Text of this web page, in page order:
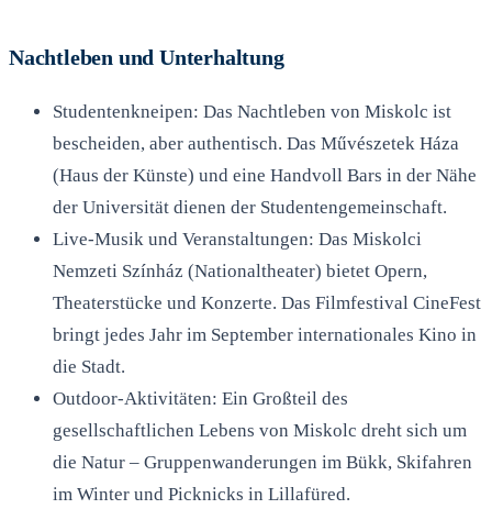
Nachtleben und Unterhaltung
Studentenkneipen: Das Nachtleben von Miskolc ist
bescheiden, aber authentisch. Das Művészetek Háza
(Haus der Künste) und eine Handvoll Bars in der Nähe
der Universität dienen der Studentengemeinschaft.
Live-Musik und Veranstaltungen: Das Miskolci
Nemzeti Színház (Nationaltheater) bietet Opern,
Theaterstücke und Konzerte. Das Filmfestival CineFest
bringt jedes Jahr im September internationales Kino in
die Stadt.
Outdoor-Aktivitäten: Ein Großteil des
gesellschaftlichen Lebens von Miskolc dreht sich um
die Natur – Gruppenwanderungen im Bükk, Skifahren
im Winter und Picknicks in Lillafüred.